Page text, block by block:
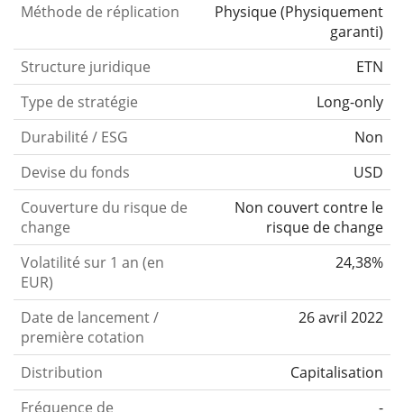
Méthode de réplication Physique(Physiquement
garanti)
Structure juridique
ETN
Type de stratégie
Long-only
Durabilité / ESG
Non
Devise du fonds
USD
Couverture du risque de
change
Non couvert contre le
risque de change
Volatilité sur 1 an (en
EUR)
24,38%
Date de lancement /
première cotation
26 avril 2022
Distribution
Capitalisation
Fréquence de
-